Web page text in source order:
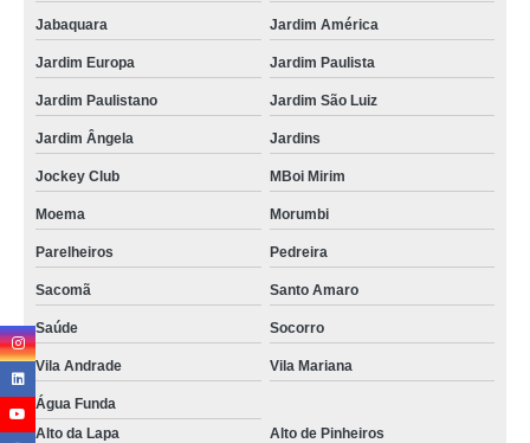
Jabaquara Jardim América
Jardim Europa Jardim Paulista
Jardim Paulistano Jardim São Luiz
Jardim Ângela Jardins
Jockey Club MBoi Mirim
Moema Morumbi
Parelheiros Pedreira
Sacomã Santo Amaro
Saúde Socorro
Vila Andrade Vila Mariana
Água Funda
Alto da Lapa
Alto de Pinheiros